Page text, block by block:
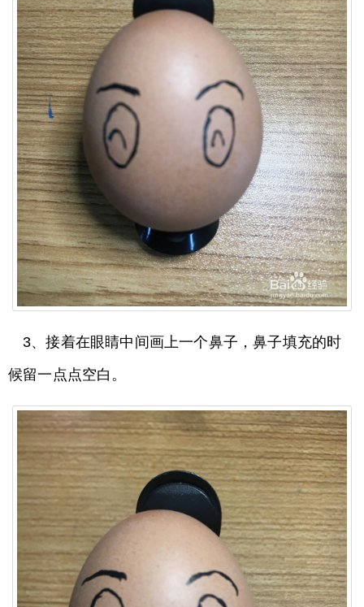
3、接着在眼睛中间画上一个鼻子，鼻子填充的时
候留一点点空白。